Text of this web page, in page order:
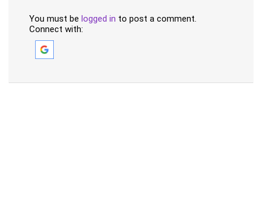
You must be logged in to post a comment.
Connect with: